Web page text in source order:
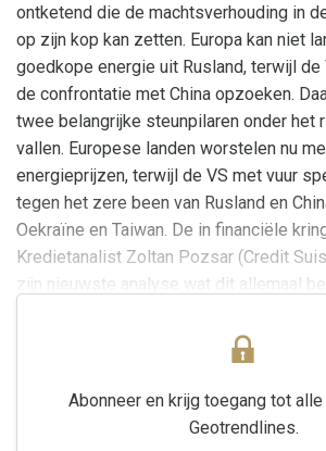
ontketend die de machtsverhouding in
op zijn kop kan zetten. Europa kan niet
goedkope energie uit Rusland, terwijl
de confrontatie met China opzoeken.
twee belangrijke steunpilaren onder het
vallen. Europese landen worstelen nu
energieprijzen, terwijl de VS met vuur
tegen het zere been van Rusland en
Oekraïne en Taiwan. De in financiële
Kredietanalist Zoltan Pozsar (Credit
zijn nieuwste analyse wat dit allemaal
Abonneer en krijg toegang tot
Geotrendlines.